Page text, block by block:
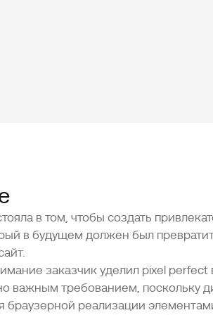
в том, чтобы создать
в будущем должен был
заказчик уделил pixel perfect
важным требованием, поскольку
браузерной реализации